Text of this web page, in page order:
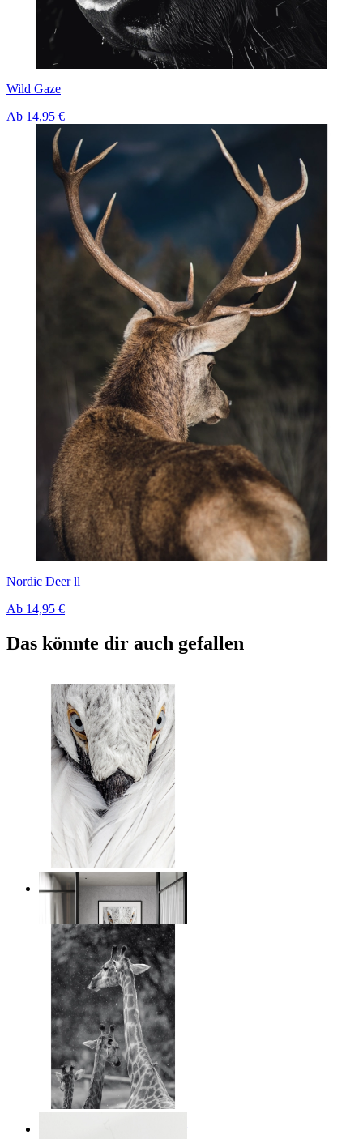
Wild Gaze
Ab 14,95 €
Nordic Deer ll
Ab 14,95 €
Das könnte dir auch gefallen
White Bird Intensity
14,95 €